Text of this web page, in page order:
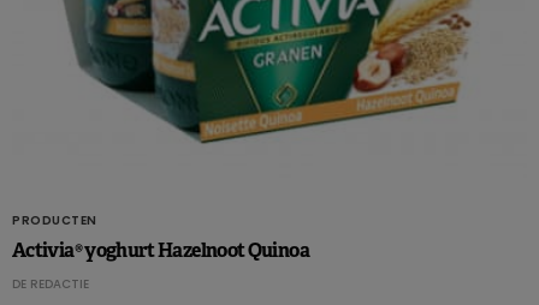
PRODUCTEN
Activia® yoghurt Hazelnoot Quinoa
DE REDACTIE